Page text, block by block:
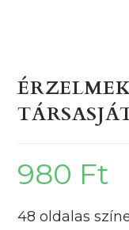
980 Ft
48 oldalas